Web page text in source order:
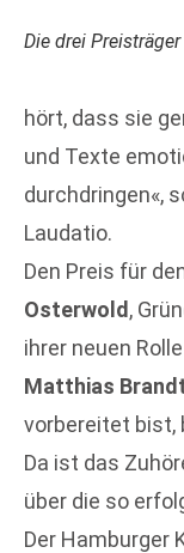
Die drei
hört, dass sie
und Texte
durchdringen«,
Laudatio.
Den Preis für
Osterwold ,
ihrer neuen
Matthias
vorbereitet bist,
Da ist das
über die so
Der Hamburger